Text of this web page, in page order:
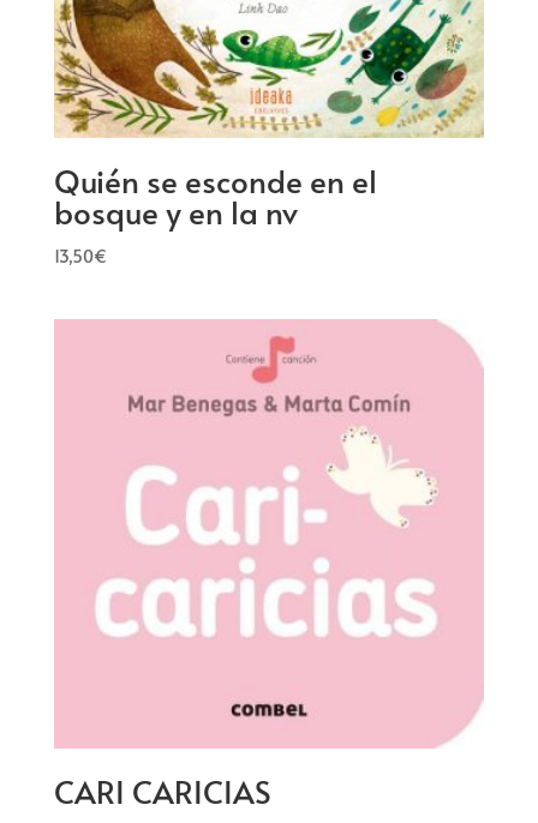
Quién se esconde en el
bosque y en la nv
13,50€
CARI CARICIAS